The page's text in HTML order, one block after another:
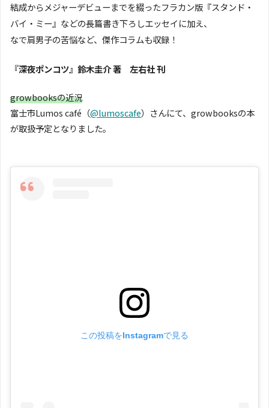
結成からメジャーデビューまでを綴ったフラカン版『スタンド・
バイ・ミー』などの長篇書き下ろしエッセイに加え、
なで肩男子の苦悩など、傑作コラムも収録！
『深夜ポンコツ』鈴木圭介 著 左右社 刊
growbooksの近況
富士市Lumos café（@lumoscafe）さんにて、growbooksの本
が取扱予定となりました。
この投稿をInstagramで見る